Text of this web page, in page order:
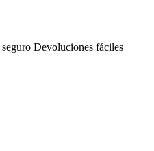
Devoluciones fáciles